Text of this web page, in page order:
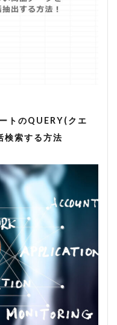
トのQUERY(クエ
検索する方法